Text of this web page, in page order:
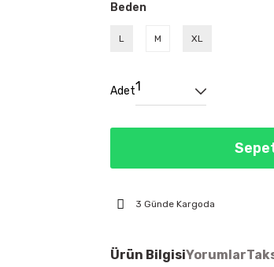
Beden
L M XL
Adet
3 Günde Kargoda
Ürün BilgisiYorumlar